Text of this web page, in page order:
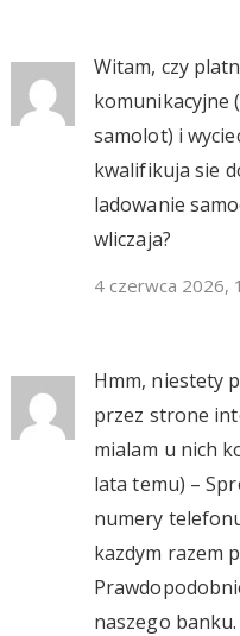
Witam, czy
komunikacyjne
samolot) i
kwalifikuja sie
ladowanie
wliczaja?
4 czerwca 2026,
Hmm, niestety
przez strone
mialam u nich
lata temu) –
numery
kazdym razem
naszego